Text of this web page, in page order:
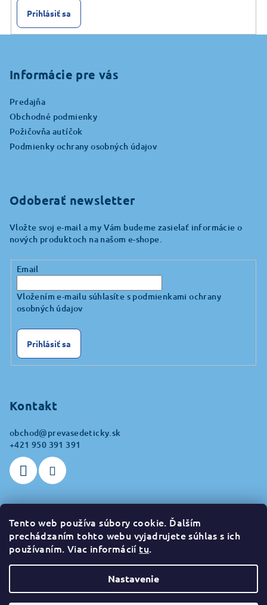
Tento web používa súbory cookie. Ďalším
prechádzaním tohto webu vyjadrujete súhlas s ich
používaním. Viac informácií tu.
Nastavenie
Prihlásiť sa
Informácie pre vás
Predajňa
Obchodné podmienky
Požičovňa autíčok
Podmienky ochrany osobných údajov
Odoberať newsletter
Vložte svoj e-mail a my Vám budeme zasielať informácie o
nových produktoch na našom e-shope.
Email
Vložením e-mailu súhlasíte s podmienkami ochrany
osobných údajov
Prihlásiť sa
Kontakt
obchod@prevasedeticky.sk
+421 950 391 391
Prijímame online platby